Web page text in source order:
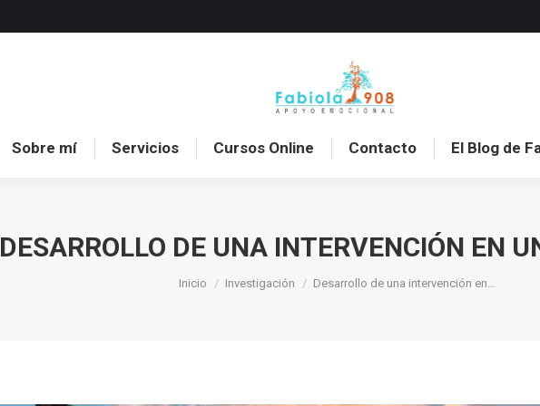
Sobre mí Servicios Cursos Online Contacto El Blog de
DESARROLLO DE UNA INTERVENCIÓN EN
Estás aquí:
Inicio Investigación Desarrollo de una intervención en…
Inicio Sobre mí Servicios Cursos Online